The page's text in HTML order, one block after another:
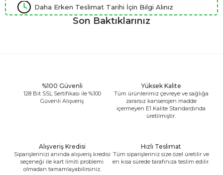
Daha Erken Teslimat Tarihi İçin Bilgi Alınız
Son Baktıklarınız
%100 Güvenli
128 Bit SSL Sertifikası ile %100
Güvenli Alışveriş
Yüksek Kalite
Tüm ürünlerimiz çevreye ve sağlığa
zararsız kanserojen madde
içermeyen E1 Kalite Standardında
üretilmiştir.
Alışveriş Kredisi
Siparişlerinizi anında alışveriş kredisi
seçeneği ile kart limiti problemi
olmadan tamamlayabilirsiniz.
Hızlı Teslimat
Tüm siparişleriniz size özel üretilir ve
en kısa sürede tarafınıza teslim edilir.